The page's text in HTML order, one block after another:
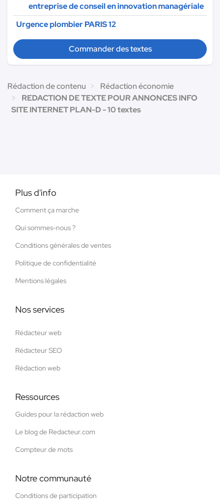
entreprise de conseil en innovation managériale
Urgence plombier PARIS 12
Commander des textes
Rédaction de contenu
Rédaction économie
REDACTION DE TEXTE POUR ANNONCES INFO
SITE INTERNET PLAN-D - 10 textes
Plus d'info
Comment ça marche
Qui sommes-nous ?
Conditions générales de ventes
Politique de confidentialité
Mentions légales
Nos services
Rédacteur web
Rédacteur SEO
Rédaction web
Ressources
Guides pour la rédaction web
Le blog de Redacteur.com
Compteur de mots
Notre communauté
Conditions de participation